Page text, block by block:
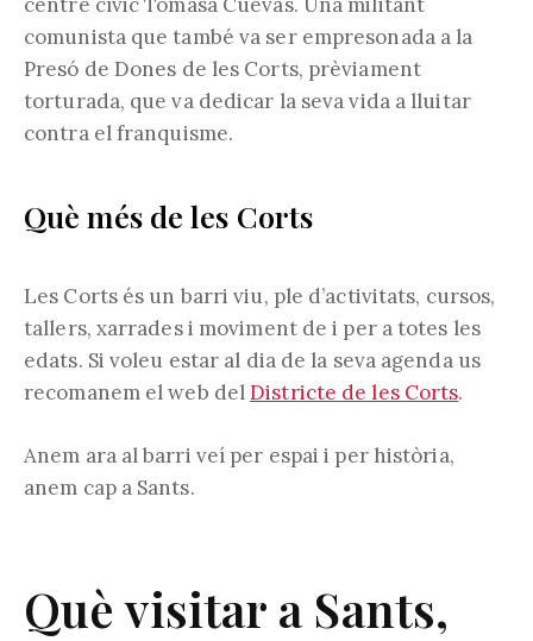
comunista que també va ser empresonada a la
Presó de Dones de les Corts, prèviament
torturada, que va dedicar la seva vida a lluitar
contra el franquisme.
Què més de les Corts
Les Corts és un barri viu, ple d’activitats, cursos,
tallers, xarrades i moviment de i per a totes les
edats. Si voleu estar al dia de la seva agenda us
recomanem el web delDistricte de les Corts.
Anem ara al barri veí per espai i per història,
anem cap a Sants.
Què visitar a Sants,